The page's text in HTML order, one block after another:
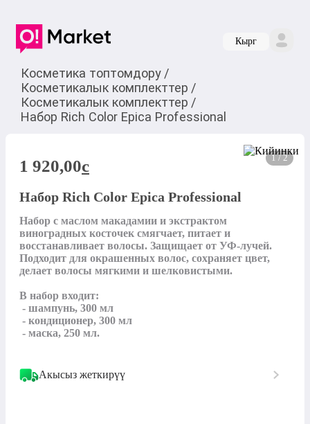
Кырг
Косметика топтомдору /
Косметикалык комплекттер /
Косметикалык комплекттер /
Набор Rich Color Epica Professional
1 / 2
1 920,00c
Набор Rich Color Epica Professional
Набор с маслом макадамии и экстрактом
виноградных косточек смягчает, питает и
восстанавливает волосы. Защищает от УФ-лучей.
Подходит для окрашенных волос, сохраняет цвет,
делает волосы мягкими и шелковистыми.
В набор входит:
- маска, 250 мл.
Акысыз жеткирүү